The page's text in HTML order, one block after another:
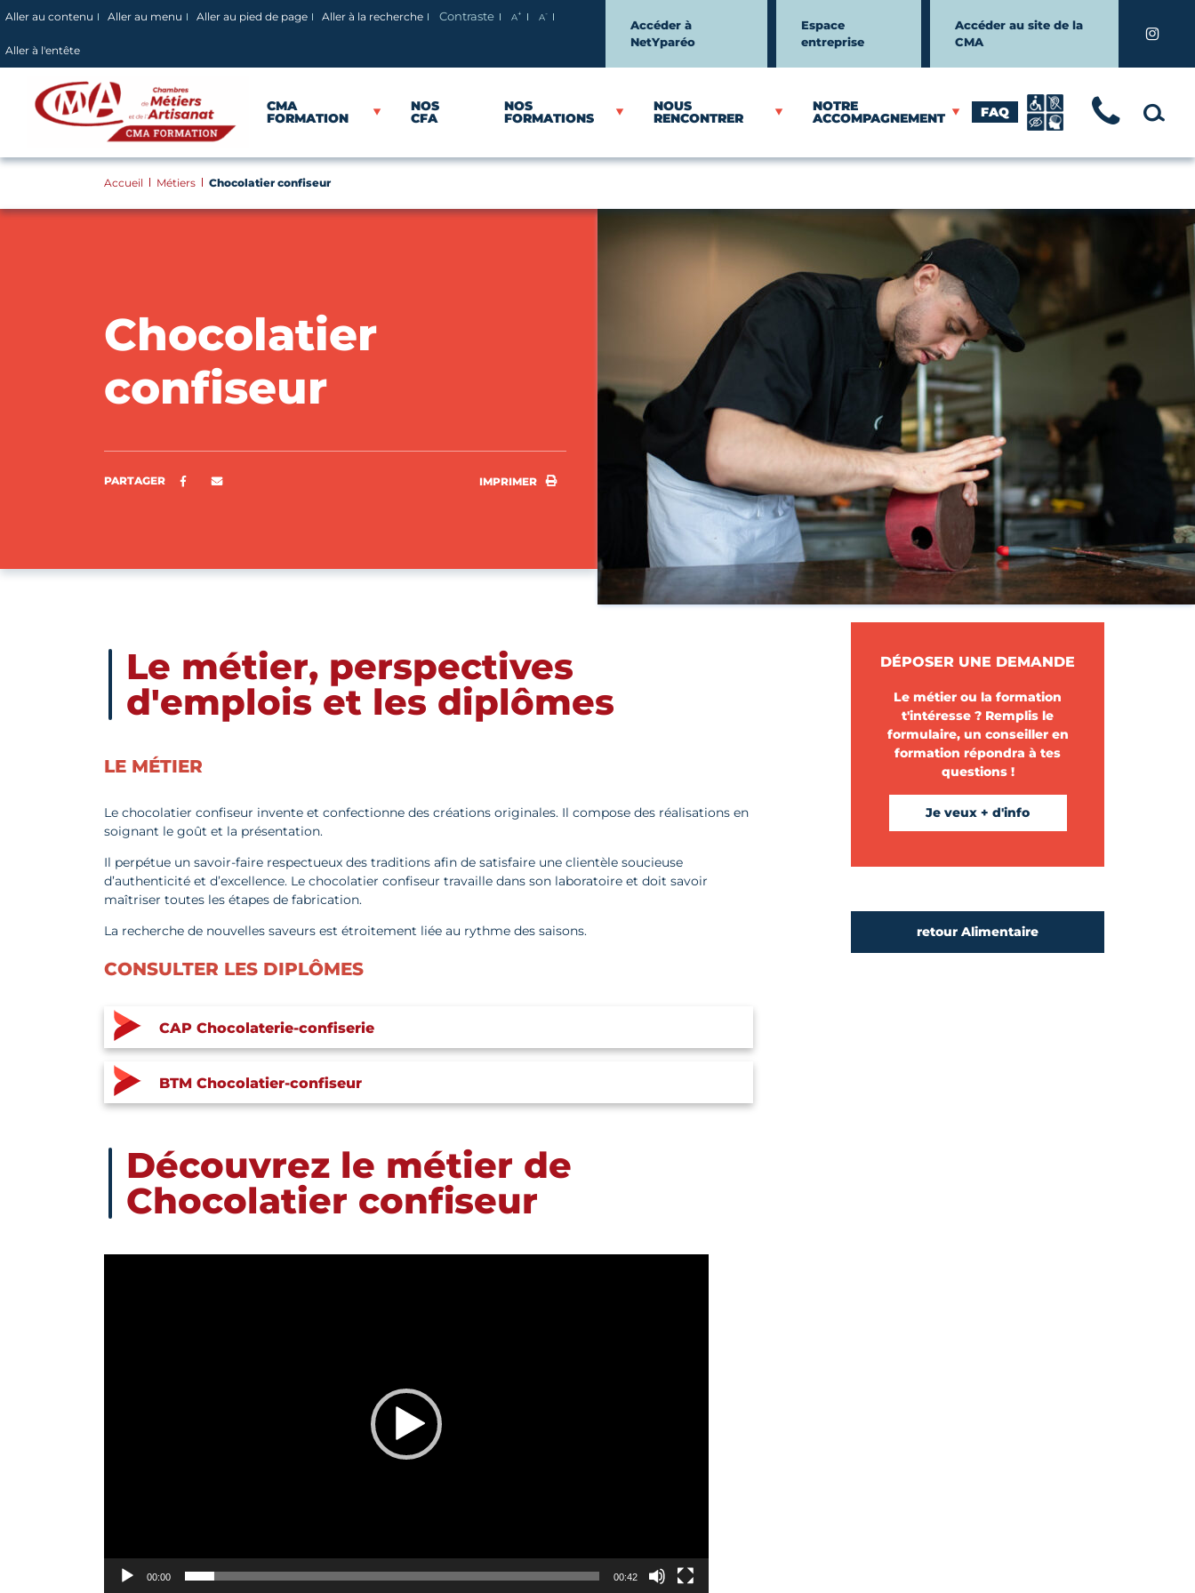
Panneau de gestion des cookies
Aller au contenu Aller au menu Aller au pied de page Aller à la recherche Contraste A+
Agrandir le texte
A-
Réduire le texte
Aller à l'entête
Accéder à
NetYparéo
Espace
entreprise
Accéder au site de la
CMA
CMA
FORMATION
NOS
CFA
NOS
FORMATIONS
NOUS
RENCONTRER
NOTRE
ACCOMPAGNEMENT FAQ
Accueil Métiers Chocolatier confiseur
Chocolatier
confiseur
PARTAGER Partager sur Facebook IMPRIMER
Le métier, perspectives
d'emplois et les diplômes
LE MÉTIER
Le chocolatier confiseur invente et confectionne des créations originales. Il compose des réalisations en
soignant le goût et la présentation.
Il perpétue un savoir-faire respectueux des traditions afin de satisfaire une clientèle soucieuse
d’authenticité et d’excellence. Le chocolatier confiseur travaille dans son laboratoire et doit savoir
maîtriser toutes les étapes de fabrication.
La recherche de nouvelles saveurs est étroitement liée au rythme des saisons.
CONSULTER LES DIPLÔMES
CAP Chocolaterie-confiserie
BTM Chocolatier-confiseur
Découvrez le métier de
Chocolatier confiseur
00:00 00:42
DÉPOSER UNE DEMANDE
Le métier ou la formation
t'intéresse ? Remplis le
formulaire, un conseiller en
formation répondra à tes
questions !
Je veux + d'info
retour Alimentaire